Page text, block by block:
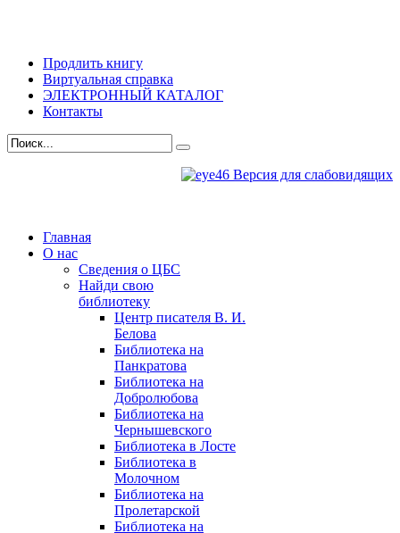
Продлить книгу
Виртуальная справка
ЭЛЕКТРОННЫЙ КАТАЛОГ
Контакты
Версия для слабовидящих
Главная
О нас
Сведения о ЦБС
Найди свою
библиотеку
Центр писателя В. И.
Белова
Библиотека на
Панкратова
Библиотека на
Добролюбова
Библиотека на
Чернышевского
Библиотека в Лосте
Библиотека в
Молочном
Библиотека на
Пролетарской
Библиотека на